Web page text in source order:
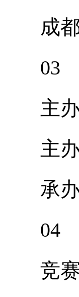
成都
03
主办
主办
承办
04
竞赛